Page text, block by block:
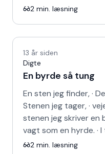
2 min. læsning
13 år siden
Digte
En byrde så tung
En sten jeg finder, ·
Stenen jeg tager, ·
stenen jeg skriver en
vagt som en hyrde. ·
2 min. læsning